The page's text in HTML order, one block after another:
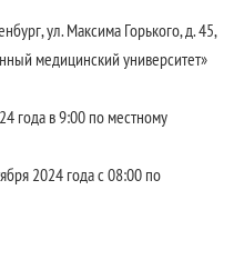
ул. Максима Горького, д. 45,
медицинский университет»
года в 9:00 по местному
2024 года с 08:00 по